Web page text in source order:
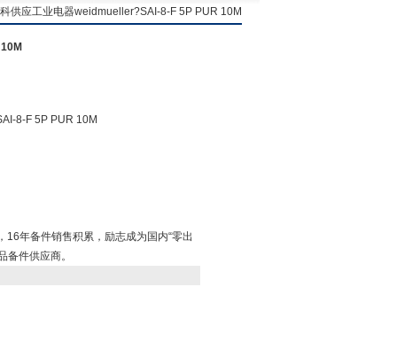
供应工业电器weidmueller?SAI-8-F 5P PUR 10M
8-F 5P PUR 10M
年备件销售积累，励志成为国内“零出
备件供应商。